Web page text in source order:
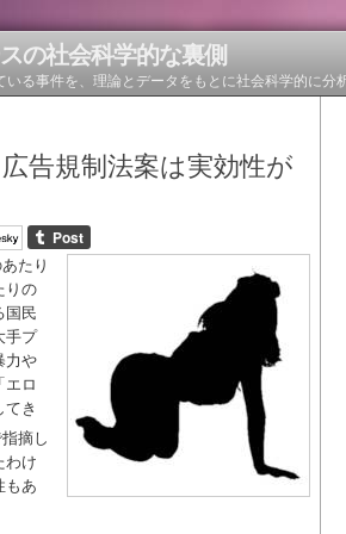
の社会科学的な裏側
いる事件を、理論とデータをもとに社会科学的に分
告規制法案は実効性が
たり
りの
国民
手プ
力や
エロ
き
摘し
わけ
もあ